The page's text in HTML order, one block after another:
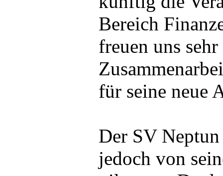
Bereich
freuen uns
für seine neue
Der SV
jedoch von